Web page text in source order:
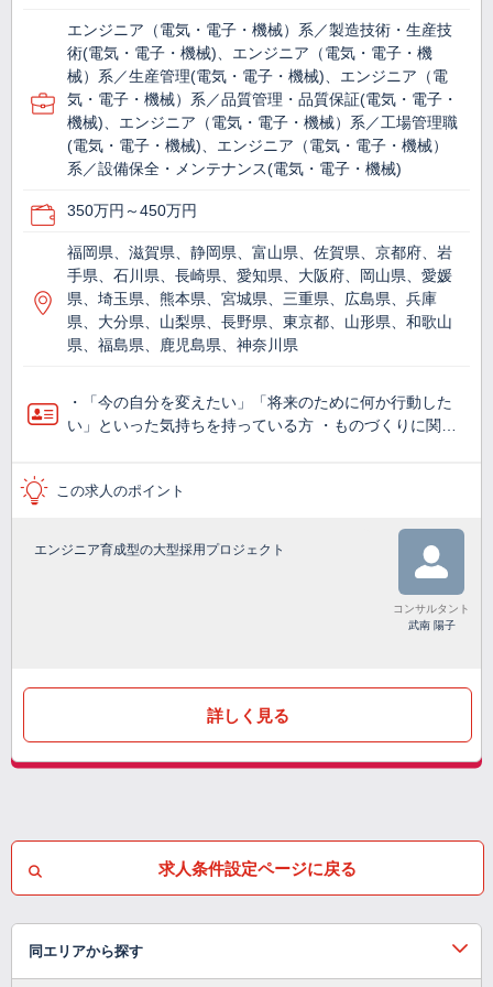
エンジニア（電気・電子・機械）系／製造技術・生産技
術(電気・電子・機械)、エンジニア（電気・電子・機
械）系／生産管理(電気・電子・機械)、エンジニア（電
気・電子・機械）系／品質管理・品質保証(電気・電子・
機械)、エンジニア（電気・電子・機械）系／工場管理職
(電気・電子・機械)、エンジニア（電気・電子・機械）
系／設備保全・メンテナンス(電気・電子・機械)
350万円～450万円
福岡県、滋賀県、静岡県、富山県、佐賀県、京都府、岩
手県、石川県、長崎県、愛知県、大阪府、岡山県、愛媛
県、埼玉県、熊本県、宮城県、三重県、広島県、兵庫
県、大分県、山梨県、長野県、東京都、山形県、和歌山
県、福島県、鹿児島県、神奈川県
・「今の自分を変えたい」「将来のために何か行動した
い」といった気持ちを持っている方 ・ものづくりに関…
この求人のポイント
エンジニア育成型の大型採用プロジェクト
コンサルタント
武南 陽子
詳しく見る
求人条件設定ページに戻る
同エリアから探す